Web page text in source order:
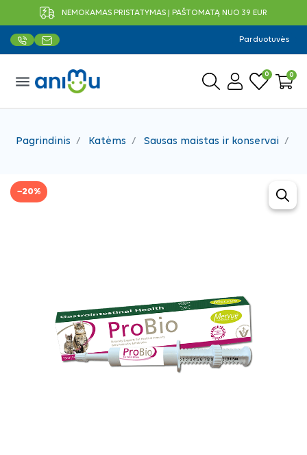
NEMOKAMAS PRISTATYMAS Į PAŠTOMATĄ NUO 39 EUR
Parduotuvės
menu 0 0
Pagrindinis Katėms Sausas maistas ir konservai
−20%